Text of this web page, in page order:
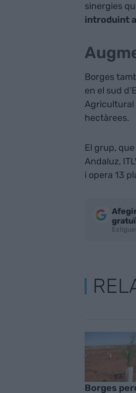
sinergies
introduint
Borges
en el sud
Agricultural
hectàrees.
El grup,
Andaluz,
i opera 13
Borges